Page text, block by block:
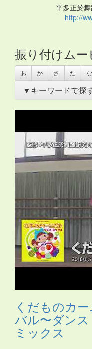
平多正於
http://
振り付けムー
あ か さ た な
▼キーワードで探
あいさつ・アイリッ
き・お花・お面・カ
麺容器・カミナリ・
ス ・ サムライ・さる
カート・ストレッチ
ンバリン・チアガー
・ヒーロー
イン・ファンタジー
ットボトル・ポップス
ント・ミュージカル・
ラップ・ラテン
葉・人形・体操 ・傘
者・応援団・扇・扇
日本・昔話・時代劇
頭・鳴子・鳶口（と
くだものカ
バル〜ダンス
ミックス